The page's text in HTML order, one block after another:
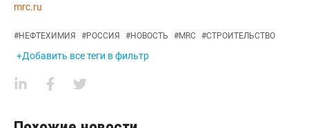
mrc.ru
#НЕФТЕХИМИЯ #РОССИЯ #НОВОСТЬ #MRC #СТРОИТЕЛЬСТВО
+Добавить все теги в фильтр